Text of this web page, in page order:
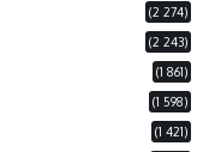
(2 274)
(2 243)
(1 861)
(1 598)
(1 421)